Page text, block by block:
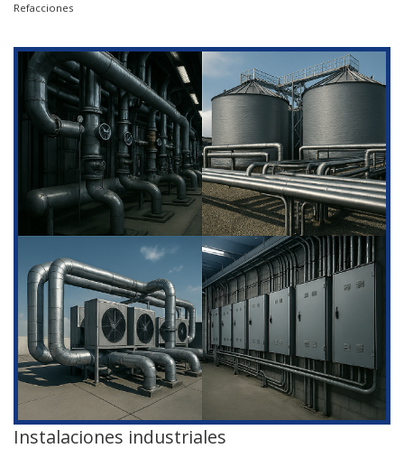
Refacciones
Instalaciones industriales